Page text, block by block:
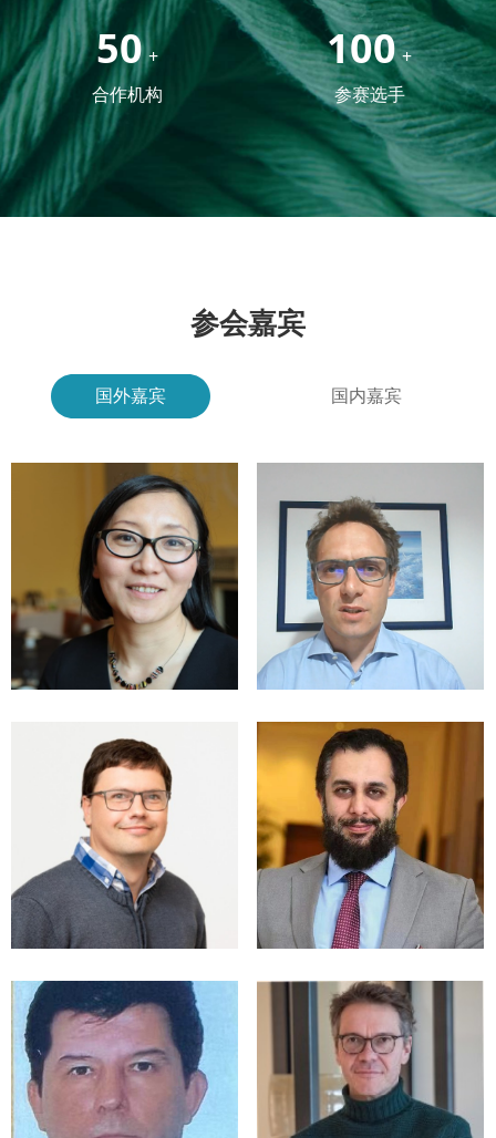
参会嘉宾
国外嘉宾 国内嘉宾
50 +
合作机构
100 +
参赛选手